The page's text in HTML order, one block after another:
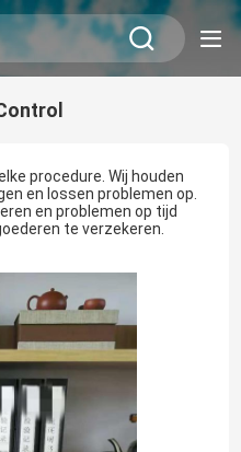
procedure. Wij houden
en lossen problemen op.
en problemen op tijd
te verzekeren.